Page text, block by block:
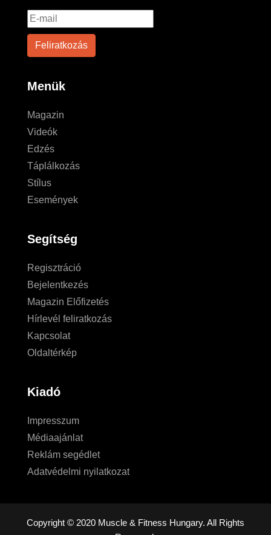
Menük
Magazin
Videók
Edzés
Táplálkozás
Stílus
Események
Segítség
Regisztráció
Bejelentkezés
Magazin Előfizetés
Hírlevél feliratkozás
Kapcsolat
Oldaltérkép
Kiadó
Impresszum
Médiaajánlat
Reklám segédlet
Adatvédelmi nyilatkozat
Copyright © 2020 Muscle & Fitness Hungary. All Rights